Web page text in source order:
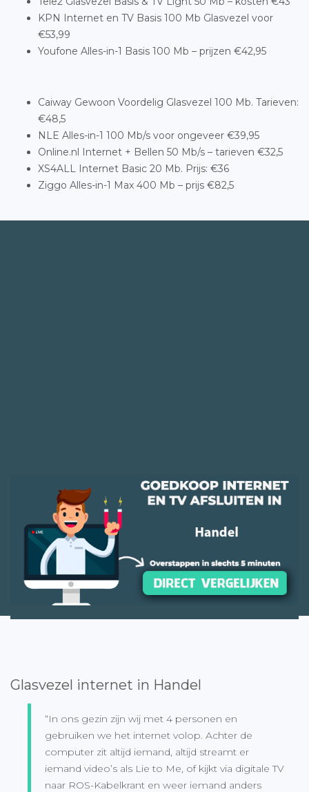
KPN Internet en TV Basis 100 Mb Glasvezel voor
€53,99
Youfone Alles-in-1 Basis 100 Mb – prijzen €42,95
Caiway Gewoon Voordelig Glasvezel 100 Mb. Tarieven:
€48,5
NLE Alles-in-1 100 Mb/s voor ongeveer €39,95
Online.nl Internet + Bellen 50 Mb/s – tarieven €32,5
XS4ALL Internet Basic 20 Mb. Prijs: €36
Ziggo Alles-in-1 Max 400 Mb – prijs €82,5
Glasvezel internet in Handel
“In ons gezin zijn wij met 4 personen en
gebruiken we het internet volop. Achter de
computer zit altijd iemand, altijd streamt er
iemand video’s als Lie to Me, of kijkt via digitale TV
naar ROS-Kabelkrant en weer iemand anders